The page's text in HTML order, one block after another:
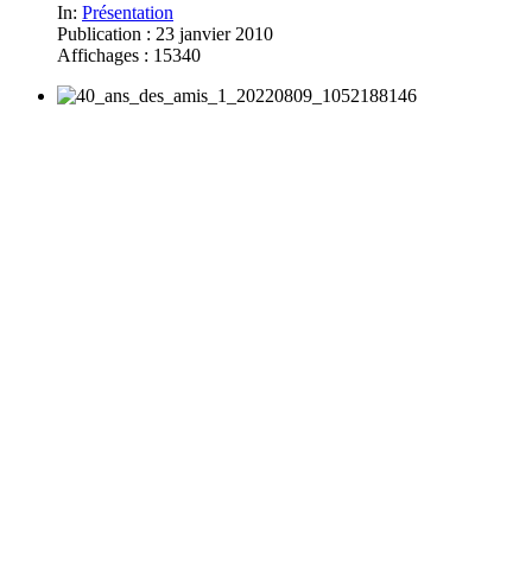
In: Présentation
Publication : 23 janvier 2010
Affichages : 15340